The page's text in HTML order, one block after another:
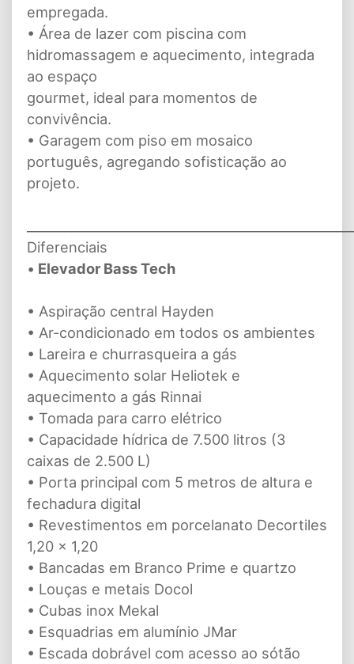
empregada.
• Área de lazer com piscina com
hidromassagem e aquecimento, integrada
ao espaço
gourmet, ideal para momentos de
convivência.
• Garagem com piso em mosaico
português, agregando sofisticação ao
projeto.
Diferenciais
• Elevador Bass Tech
• Aspiração central Hayden
• Ar-condicionado em todos os ambientes
• Lareira e churrasqueira a gás
• Aquecimento solar Heliotek e
aquecimento a gás Rinnai
• Tomada para carro elétrico
• Capacidade hídrica de 7.500 litros (3
caixas de 2.500 L)
• Porta principal com 5 metros de altura e
fechadura digital
• Revestimentos em porcelanato Decortiles
1,20 x 1,20
• Bancadas em Branco Prime e quartzo
• Louças e metais Docol
• Cubas inox Mekal
• Esquadrias em alumínio JMar
• Escada dobrável com acesso ao sótão